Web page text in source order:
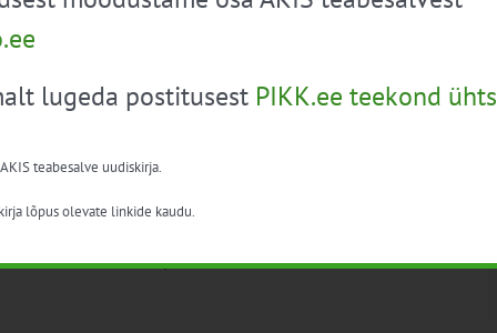
10.00-17.00.
koolitus ka lõpetada.
lugeda postitusest PIKK.ee teekond
teabesalve uudiskirja.
lõpus olevate linkide kaudu.